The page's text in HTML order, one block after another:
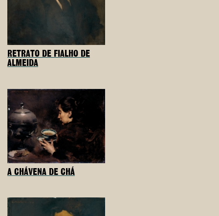
RETRATO DE FIALHO DE
ALMEIDA
A CHÁVENA DE CHÁ